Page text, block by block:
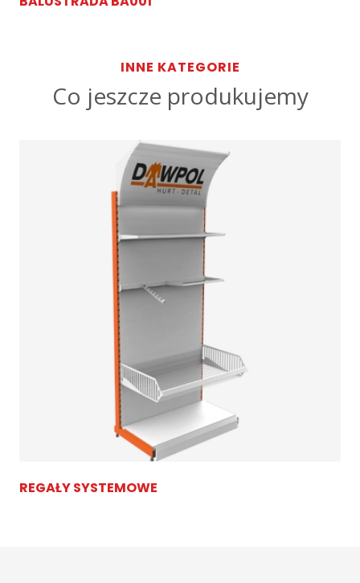
INNE KATEGORIE
Co jeszcze produkujemy
REGAŁY SYSTEMOWE